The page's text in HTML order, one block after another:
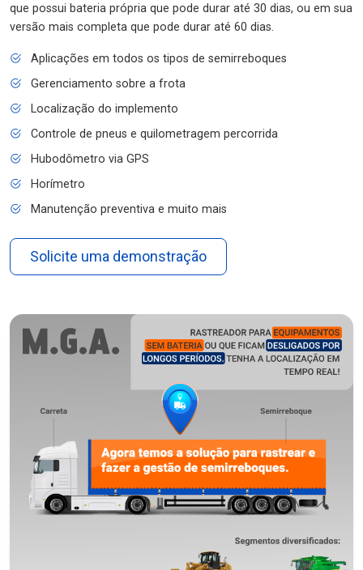
que possui bateria própria que pode durar até 30 dias, ou em sua
versão mais completa que pode durar até 60 dias.
Aplicações em todos os tipos de semirreboques
Gerenciamento sobre a frota
Localização do implemento
Controle de pneus e quilometragem percorrida
Hubodômetro via GPS
Horímetro
Manutenção preventiva e muito mais
Solicite uma demonstração